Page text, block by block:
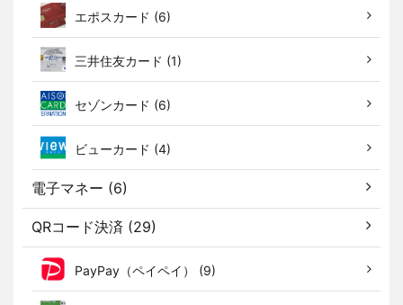
エポスカード (6)
三井住友カード (1)
セゾンカード (6)
ビューカード (4)
電子マネー (6)
QRコード決済 (29)
PayPay（ペイペイ） (9)